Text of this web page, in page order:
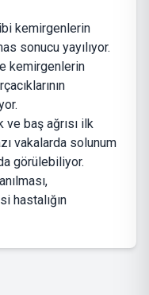
kemirgenlerin
sonucu yayılıyor.
kemirgenlerin
ve baş ağrısı ilk
vakalarda solunum
görülebiliyor.
hastalığın